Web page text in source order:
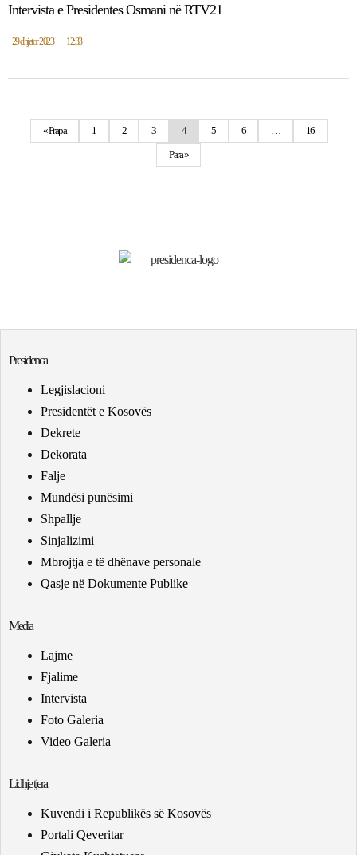
Intervista e Presidentes Osmani në RTV21
29 dhjetor 2023 12:33
« Prapa 1 2 3 4 5 6 … 16
Para »
Presidenca
Legjislacioni
Presidentët e Kosovës
Dekrete
Dekorata
Falje
Mundësi punësimi
Shpallje
Sinjalizimi
Mbrojtja e të dhënave personale
Qasje në Dokumente Publike
Media
Lajme
Fjalime
Intervista
Foto Galeria
Video Galeria
Lidhje tjera
Kuvendi i Republikës së Kosovës
Portali Qeveritar